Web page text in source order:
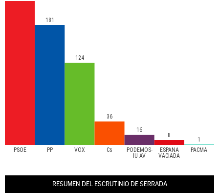
PSOE PP VOX Cs
PODEMOS-
IU-AV
ESPAÑA
VACIADA
PACMA
181
124
36
16
8
1
RESUMEN DEL ESCRUTINIO DE SERRADA